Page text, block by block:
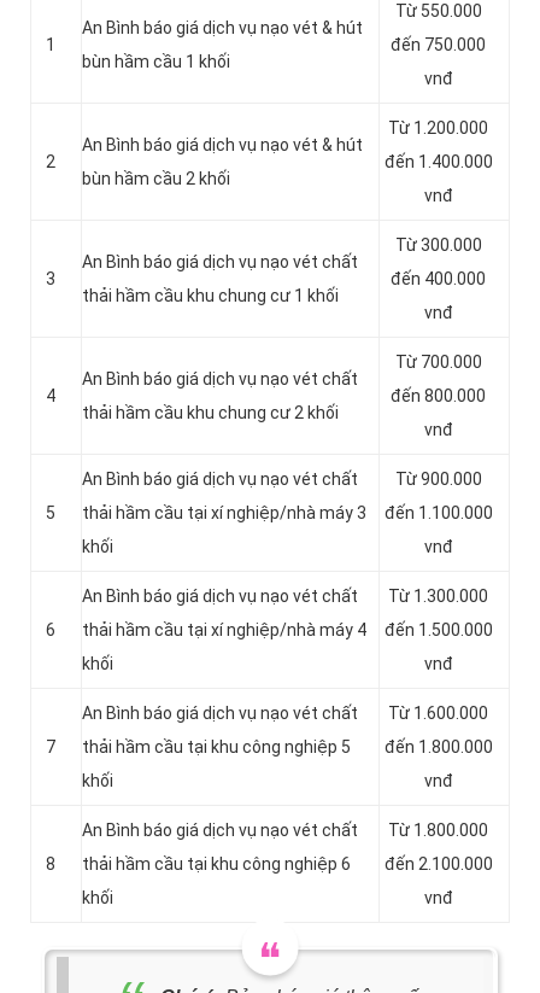
1
An Bình báo giá dịch vụ nạo vét & hút
bùn hầm cầu 1 khối
Từ 550.000
đến 750.000
vnđ
2
An Bình báo giá dịch vụ nạo vét & hút
bùn hầm cầu 2 khối
Từ 1.200.000
đến 1.400.000
vnđ
3
An Bình báo giá dịch vụ nạo vét chất
thải hầm cầu khu chung cư 1 khối
Từ 300.000
đến 400.000
vnđ
4
An Bình báo giá dịch vụ nạo vét chất
thải hầm cầu khu chung cư 2 khối
Từ 700.000
đến 800.000
vnđ
5
An Bình báo giá dịch vụ nạo vét chất
thải hầm cầu tại xí nghiệp/nhà máy 3
khối
Từ 900.000
đến 1.100.000
vnđ
6
An Bình báo giá dịch vụ nạo vét chất
thải hầm cầu tại xí nghiệp/nhà máy 4
khối
Từ 1.300.000
đến 1.500.000
vnđ
7
An Bình báo giá dịch vụ nạo vét chất
thải hầm cầu tại khu công nghiệp 5
khối
Từ 1.600.000
đến 1.800.000
vnđ
8
An Bình báo giá dịch vụ nạo vét chất
thải hầm cầu tại khu công nghiệp 6
khối
Từ 1.800.000
đến 2.100.000
vnđ